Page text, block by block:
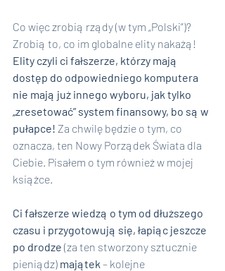
Co więc zrobią rządy (w tym „Polski”)?
Zrobią to, co im globalne elity nakażą!
Elity czyli ci fałszerze, którzy mają
dostęp do odpowiedniego komputera
nie mają już innego wyboru, jak tylko
„zresetować” system finansowy, bo są w
pułapce! Za chwilę będzie o tym, co
oznacza, ten Nowy Porządek Świata dla
Ciebie. Pisałem o tym również w mojej
książce.
Ci fałszerze wiedzą o tym od dłuższego
czasu i przygotowują się, łapiąc jeszcze
po drodze (za ten stworzony sztucznie
pieniądz) majątek – kolejne